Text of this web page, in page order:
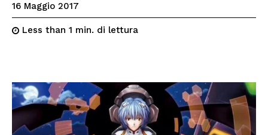
16 Maggio 2017
Less than 1 min. di lettura